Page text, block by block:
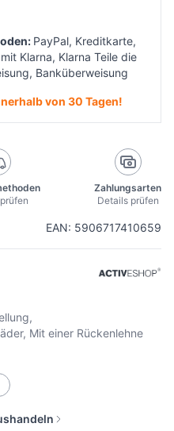
EAN: 5906717410659
Mit einer Rückenlehne
PayPal, Kreditkarte,
Klarna, Klarna Teile die
Banküberweisung
von 30 Tagen!
Zahlungsarten
Details prüfen